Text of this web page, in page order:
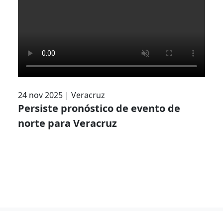
24 nov 2025 | Veracruz
Persiste pronóstico de evento de
norte para Veracruz